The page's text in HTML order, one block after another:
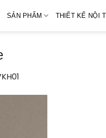
SẢN PHẨM THIẾT KẾ NỘI